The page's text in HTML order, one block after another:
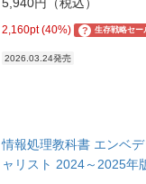
2,160pt (40%) ? 生存戦略セー
2026.03.24発売
情報処理教科書 エンベ
ャリスト 2024～2025年